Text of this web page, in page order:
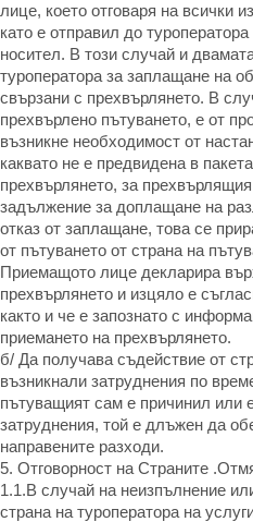
лице, което отговаря на всички
като е отправил до
носител. В този случай и
туроператора за заплащане на
свързани с прехвърлянето. В
прехвърлено пътуването, е от
възникне необходимост от
каквато не е предвидена в
прехвърлянето, за
задължение за доплащане на
отказ от заплащане, това се
от пътуването от страна на
Приемащото лице декларира
прехвърлянето и изцяло е
както и че е запознато с
приемането на прехвърлянето.
б/ Да получава съдействие от
възникнали затруднения по
пътуващият сам е причинил или
затруднения, той е длъжен да
направените разходи.
5. Отговорност на Страните
1.1.В случай на неизпълнение
страна на туроператора на